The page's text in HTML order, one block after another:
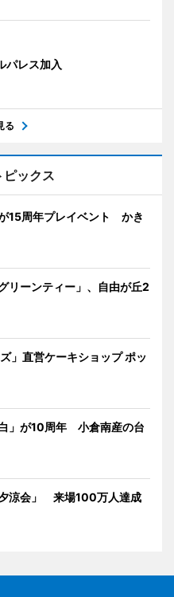
パレス加入
る
ックス
15周年プレイベント かき
リーンティー」、自由が丘2
」直営ケーキショップ ポッ
」が10周年 小倉南産の台
涼会」 来場100万人達成